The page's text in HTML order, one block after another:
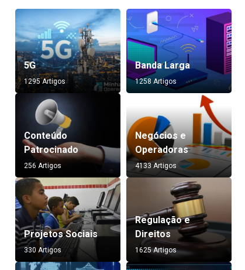
5G
1295 Artigos
Banda Larga
1258 Artigos
Conteúdo
Patrocinado
256 Artigos
Negócios e
Operadoras
4133 Artigos
Projetos Sociais
330 Artigos
Regulação e
Direitos
1625 Artigos